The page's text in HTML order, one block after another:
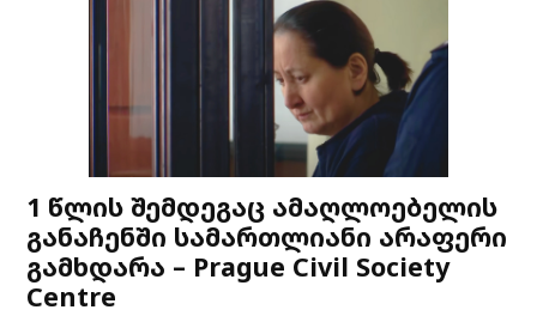
1 წლის შემდეგაც ამაღლოებელის
განაჩენში სამართლიანი არაფერი
გამხდარა – Prague Civil Society
Centre